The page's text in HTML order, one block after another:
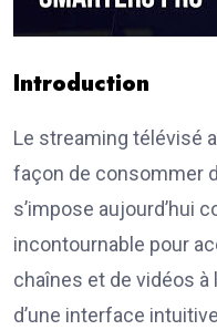
Introduction
Le streaming télévisé
façon de consommer
s’impose aujourd’hui
incontournable pour
chaînes et de vidéos
d’une interface